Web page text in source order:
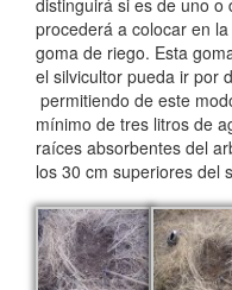
distinguirá si es de uno o
procederá a colocar en
goma de riego. Esta
el silvicultor pueda ir por
permitiendo de este
mínimo de tres litros de
raíces absorbentes del
los 30 cm superiores del